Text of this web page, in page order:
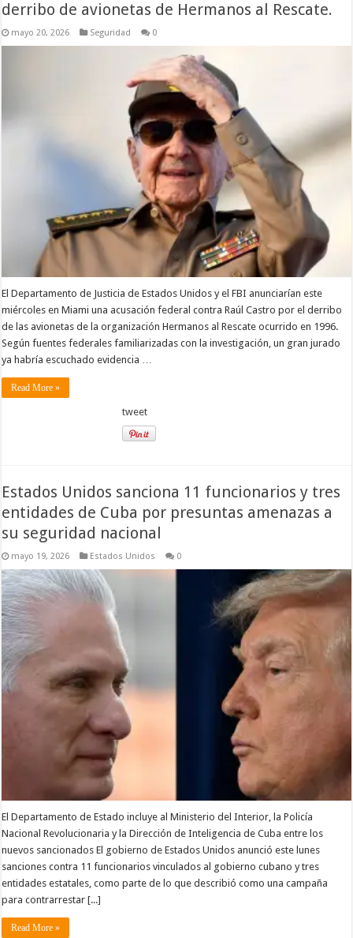
derribo de avionetas de Hermanos al Rescate.
mayo 20, 2026 Seguridad 0
El Departamento de Justicia de Estados Unidos y el FBI anunciarían este
miércoles en Miami una acusación federal contra Raúl Castro por el derribo
de las avionetas de la organización Hermanos al Rescate ocurrido en 1996.
Según fuentes federales familiarizadas con la investigación, un gran jurado
ya habría escuchado evidencia …
Read More »
tweet
Estados Unidos sanciona 11 funcionarios y tres
entidades de Cuba por presuntas amenazas a
su seguridad nacional
mayo 19, 2026 Estados Unidos 0
El Departamento de Estado incluye al Ministerio del Interior, la Policía
Nacional Revolucionaria y la Dirección de Inteligencia de Cuba entre los
nuevos sancionados El gobierno de Estados Unidos anunció este lunes
sanciones contra 11 funcionarios vinculados al gobierno cubano y tres
entidades estatales, como parte de lo que describió como una campaña
para contrarrestar [...]
Read More »